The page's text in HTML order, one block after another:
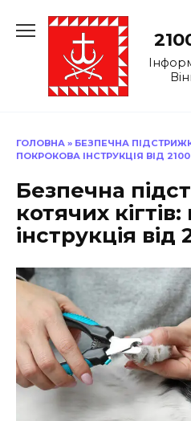
до
ГОЛОВНА » БЕЗПЕЧНА
ПОКРОКОВА ІНСТРУКЦІЯ ВІД
Безпечна
котячих
інструкція